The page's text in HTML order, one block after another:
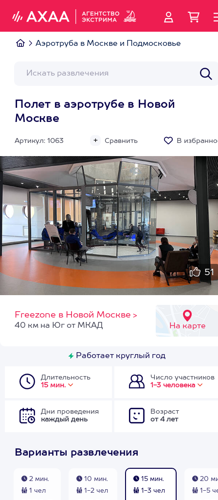
Аэротруба в Москве и Подмосковье
Полет в аэротрубе в Новой
Москве
Артикул: 1063 Сравнить В
51
Freezone в Новой Москве >
На карте
40 км на Юг от МКАД
Работает круглый год
Длительность
15 мин.
Число участников
1-3 человека
Дни проведения
каждый день
Возраст
от 4 лет
Варианты развлечения
2 мин.
1 чел
10 мин.
1-2 чел
15 мин.
1-3 чел
20
1-5